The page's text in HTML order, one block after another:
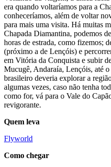
era quando voltaríamos para a
conheceríamos, além de voltar
para mais uma visita. Há muitas
Chapada Diamantina, podemos
horas de estrada, como fizemos;
(próximo a de Lençóis) e
em Vitória da Conquista e subir
Mucugê, Andaraía, Lençóis, até
brasileiro deveria explorar a
algumas vezes, caso não tenha
como for, vá para o Vale do
revigorante.
Quem leva
Flyworld
Como chegar